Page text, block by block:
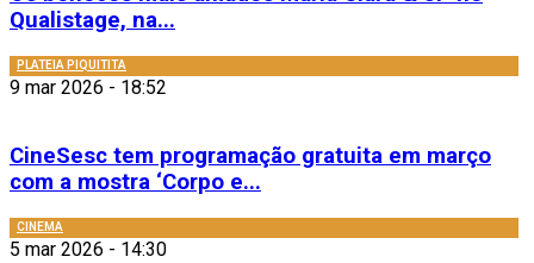
Qualistage, na...
PLATEIA PIQUITITA
9 mar 2026 - 18:52
CineSesc tem programação gratuita em março
com a mostra ‘Corpo e...
CINEMA
5 mar 2026 - 14:30